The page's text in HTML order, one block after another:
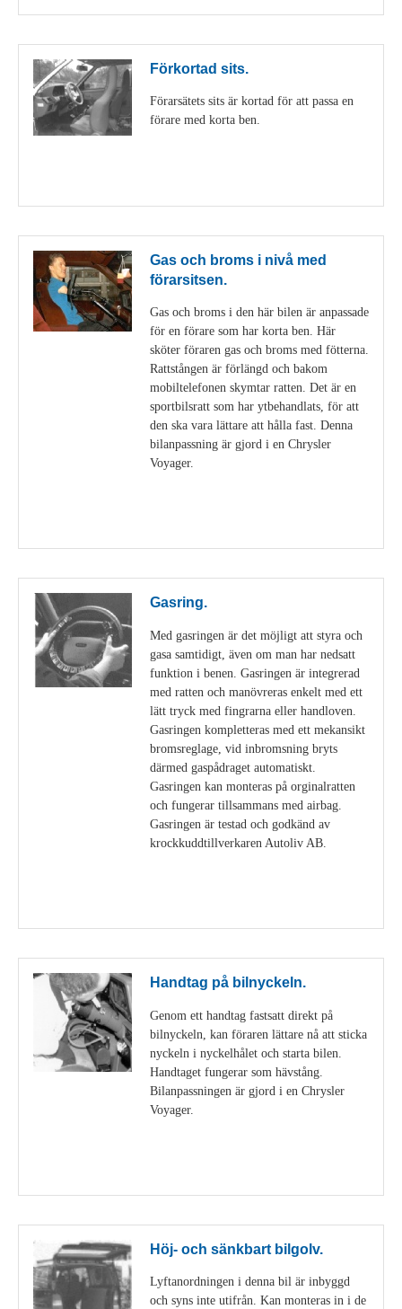
Förkortad sits.
Förarsätets sits är kortad för att passa en
förare med korta ben.
Gas och broms i nivå med
förarsitsen.
Gas och broms i den här bilen är anpassade
för en förare som har korta ben. Här
sköter föraren gas och broms med fötterna.
Rattstången är förlängd och bakom
mobiltelefonen skymtar ratten. Det är en
sportbilsratt som har ytbehandlats, för att
den ska vara lättare att hålla fast. Denna
bilanpassning är gjord i en Chrysler
Voyager.
Gasring.
Med gasringen är det möjligt att styra och
gasa samtidigt, även om man har nedsatt
funktion i benen. Gasringen är integrerad
med ratten och manövreras enkelt med ett
lätt tryck med fingrarna eller handloven.
Gasringen kompletteras med ett mekansikt
bromsreglage, vid inbromsning bryts
därmed gaspådraget automatiskt.
Gasringen kan monteras på orginalratten
och fungerar tillsammans med airbag.
Gasringen är testad och godkänd av
krockkuddtillverkaren Autoliv AB.
Handtag på bilnyckeln.
Genom ett handtag fastsatt direkt på
bilnyckeln, kan föraren lättare nå att sticka
nyckeln i nyckelhålet och starta bilen.
Handtaget fungerar som hävstång.
Bilanpassningen är gjord i en Chrysler
Voyager.
Höj- och sänkbart bilgolv.
Lyftanordningen i denna bil är inbyggd
och syns inte utifrån. Kan monteras in i de